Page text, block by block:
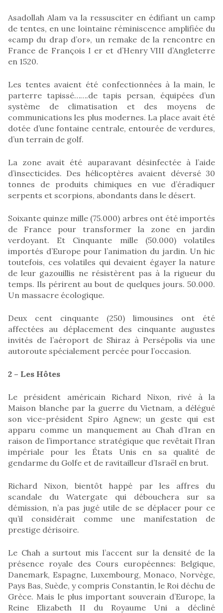
Asadollah Alam va la ressusciter en édifiant un camp
de tentes, en une lointaine réminiscence amplifiée du
«camp du drap d’or», un remake de la rencontre en
France de François I er et d’Henry VIII d’Angleterre
en 1520.
Les tentes avaient été confectionnées à la main, le
parterre tapissé…….de tapis persan, équipées d’un
système de climatisation et des moyens de
communications les plus modernes. La place avait été
dotée d’une fontaine centrale, entourée de verdures,
d’un terrain de golf.
La zone avait été auparavant désinfectée à l’aide
d’insecticides. Des hélicoptères avaient déversé 30
tonnes de produits chimiques en vue d’éradiquer
serpents et scorpions, abondants dans le désert.
Soixante quinze mille (75.000) arbres ont été importés
de France pour transformer la zone en jardin
verdoyant. Et Cinquante mille (50.000) volatiles
importés d’Europe pour l’animation du jardin. Un hic
toutefois, ces volatiles qui devaient égayer la nature
de leur gazouillis ne résistèrent pas à la rigueur du
temps. Ils périrent au bout de quelques jours. 50.000.
Un massacre écologique.
Deux cent cinquante (250) limousines ont été
affectées au déplacement des cinquante augustes
invités de l’aéroport de Shiraz à Persépolis via une
autoroute spécialement percée pour l’occasion.
2 – Les Hôtes
Le président américain Richard Nixon, rivé à la
Maison blanche par la guerre du Vietnam, a délégué
son vice-président Spiro Agnew; un geste qui est
apparu comme un manquement au Chah d’Iran en
raison de l’importance stratégique que revêtait l’Iran
impériale pour les États Unis en sa qualité de
gendarme du Golfe et de ravitailleur d’Israël en brut.
Richard Nixon, bientôt happé par les affres du
scandale du Watergate qui débouchera sur sa
démission, n’a pas jugé utile de se déplacer pour ce
qu’il considérait comme une manifestation de
prestige dérisoire.
Le Chah a surtout mis l’accent sur la densité de la
présence royale des Cours européennes: Belgique,
Danemark, Espagne, Luxembourg, Monaco, Norvège,
Pays Bas, Suède, y compris Constantin, le Roi déchu de
Grèce. Mais le plus important souverain d’Europe, la
Reine Elizabeth II du Royaume Uni a décliné